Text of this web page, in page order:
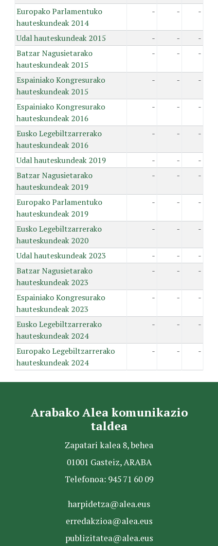
Europako Parlamentuko
hauteskundeak 2014
- - -
Udal hauteskundeak 2015 - -
-
Batzar Nagusietarako
hauteskundeak 2015
- - -
Espainiako Kongresurako
hauteskundeak 2015
- - -
Espainiako Kongresurako
hauteskundeak 2016
- - -
Eusko Legebiltzarrerako
hauteskundeak 2016
- - -
Udal hauteskundeak 2019 - -
-
Batzar Nagusietarako
hauteskundeak 2019
- - -
Europako Parlamentuko
hauteskundeak 2019
- - -
Eusko Legebiltzarrerako
hauteskundeak 2020
- - -
Udal hauteskundeak 2023 - -
-
Batzar Nagusietarako
hauteskundeak 2023
- - -
Espainiako Kongresurako
hauteskundeak 2023
- - -
Eusko Legebiltzarrerako
hauteskundeak 2024
- - -
Europako Legebiltzarrerako
hauteskundeak 2024
- - -
Arabako Alea komunikazio
taldea
Zapatari kalea 8, behea
01001 Gasteiz, ARABA
Telefonoa: 945 71 60 09
harpidetza@alea.eus
erredakzioa@alea.eus
publizitatea@alea.eus